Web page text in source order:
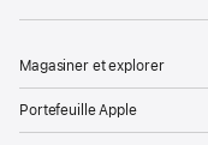
Magasiner et explorer
Portefeuille Apple